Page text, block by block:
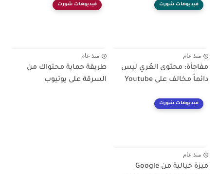
فيديوهات شورت
منذ عام
مفاجأة: محتوى العُري ليس
دائماً مخالف على Youtube
فيديوهات شورت
منذ عام
طريقة حماية محتواك من
السرقة على يوتيوب
فيديوهات شورت
منذ عام
ميزة خيالية من Google